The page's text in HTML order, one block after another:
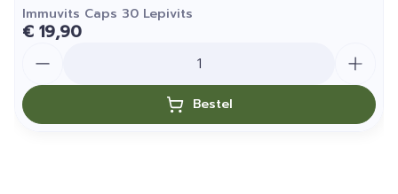
Immuvits Caps 30 Lepivits
€ 19,90
Bestel